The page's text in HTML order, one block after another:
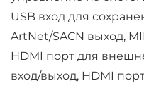
USB вход для
ArtNet/SACN выход,
HDMI порт для
вход/выход, HDMI